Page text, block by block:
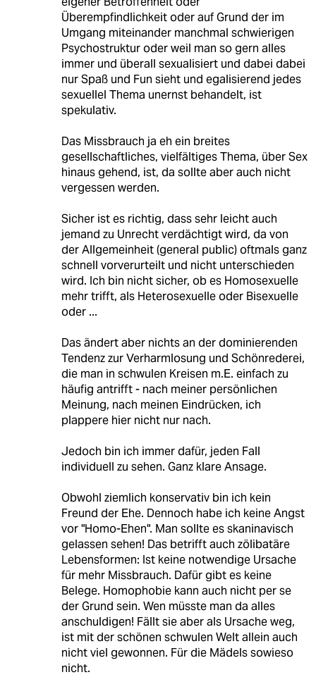
Überempfindlichkeit oder auf Grund der im
Umgang miteinander manchmal schwierigen
Psychostruktur oder weil man so gern alles
immer und überall sexualisiert und dabei dabei
nur Spaß und Fun sieht und egalisierend jedes
sexuellel Thema unernst behandelt, ist
spekulativ.
Das Missbrauch ja eh ein breites
gesellschaftliches, vielfältiges Thema, über Sex
hinaus gehend, ist, da sollte aber auch nicht
vergessen werden.
Sicher ist es richtig, dass sehr leicht auch
jemand zu Unrecht verdächtigt wird, da von
der Allgemeinheit (general public) oftmals ganz
schnell vorverurteilt und nicht unterschieden
wird. Ich bin nicht sicher, ob es Homosexuelle
mehr trifft, als Heterosexuelle oder Bisexuelle
oder ...
Das ändert aber nichts an der dominierenden
Tendenz zur Verharmlosung und Schönrederei,
die man in schwulen Kreisen m.E. einfach zu
häufig antrifft - nach meiner persönlichen
Meinung, nach meinen Eindrücken, ich
plappere hier nicht nur nach.
Jedoch bin ich immer dafür, jeden Fall
individuell zu sehen. Ganz klare Ansage.
Obwohl ziemlich konservativ bin ich kein
Freund der Ehe. Dennoch habe ich keine Angst
vor "Homo-Ehen". Man sollte es skaninavisch
gelassen sehen! Das betrifft auch zölibatäre
Lebensformen: Ist keine notwendige Ursache
für mehr Missbrauch. Dafür gibt es keine
Belege. Homophobie kann auch nicht per se
der Grund sein. Wen müsste man da alles
anschuldigen! Fällt sie aber als Ursache weg,
ist mit der schönen schwulen Welt allein auch
nicht viel gewonnen. Für die Mädels sowieso
nicht.